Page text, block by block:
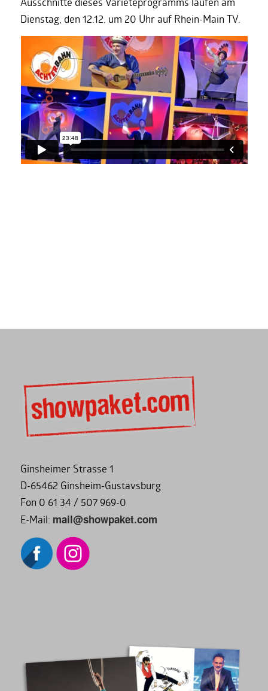
Dienstag, den 12.12. um 20 Uhr auf Rhein-Main TV.
Ginsheimer Strasse 1
D-65462 Ginsheim-Gustavsburg
Fon 0 61 34 / 507 969-0
E-Mail: mail@showpaket.com